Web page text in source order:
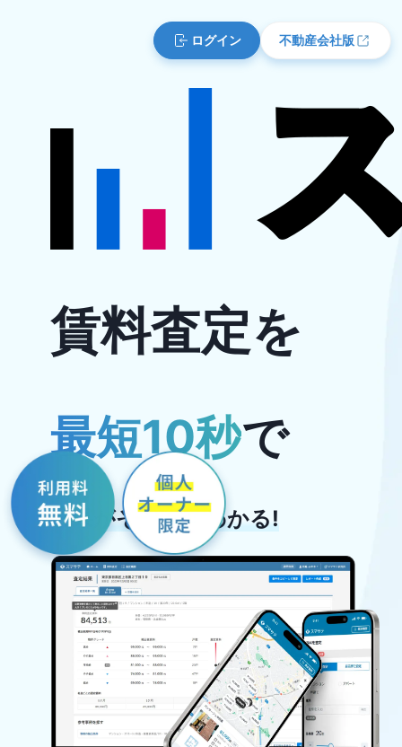
ログイン 不動産会社版
賃料査定を
最短10秒で
結果がその場でわかる!